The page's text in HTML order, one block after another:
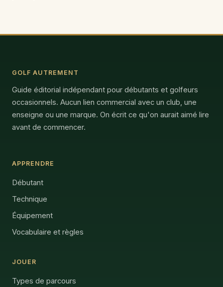
GOLF AUTREMENT
Guide éditorial indépendant pour débutants et golfeurs
occasionnels. Aucun lien commercial avec un club, une
enseigne ou une marque. On écrit ce qu'on aurait aimé lire
avant de commencer.
APPRENDRE
Débutant
Technique
Équipement
Vocabulaire et règles
JOUER
Types de parcours